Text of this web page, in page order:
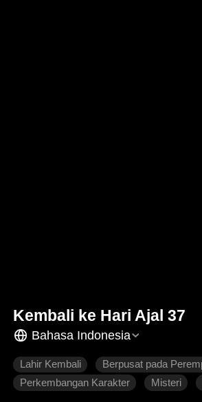
Kembali ke Hari Ajal 37
Bahasa Indonesia
Lahir Kembali
Berpusat pada
Perkembangan Karakter
Misteri